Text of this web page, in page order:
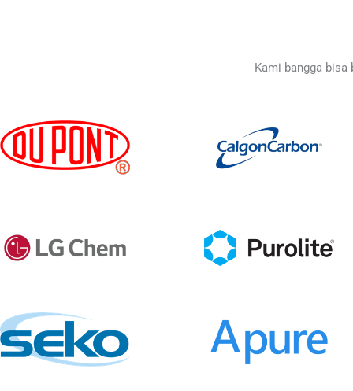
Kami bangga bisa